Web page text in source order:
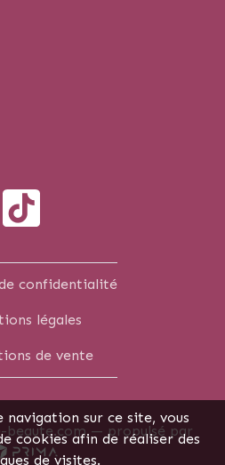
confidentialité
légales
de vente
beaute.com — propulsé par
navigation sur ce site, vous
cookies afin de réaliser des
de visites.